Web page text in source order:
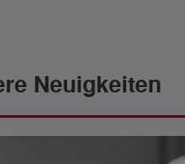
Neuigkeiten